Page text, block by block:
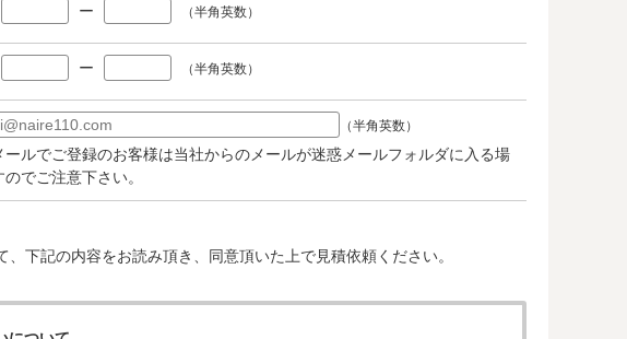
ー （半角英数）
ー （半角英数）
（半角英数）
ールでご登録のお客様は当社からのメールが迷惑メールフォルダに入る場
でご注意下さい。
下記の内容をお読み頂き、同意頂いた上で見積依頼ください。